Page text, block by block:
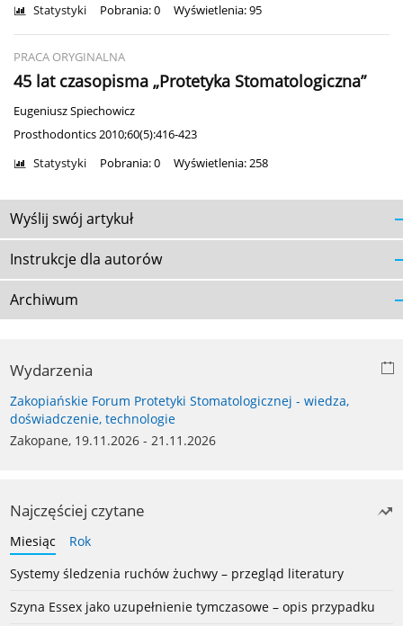
Statystyki Pobrania: 0 Wyświetlenia: 95
PRACA ORYGINALNA
45 lat czasopisma „Protetyka Stomatologiczna”
Eugeniusz Spiechowicz
Prosthodontics 2010;60(5):416-423
Statystyki Pobrania: 0 Wyświetlenia: 258
Wyślij swój artykuł
Instrukcje dla autorów
Archiwum
Wydarzenia
Zakopiańskie Forum Protetyki Stomatologicznej - wiedza,
doświadczenie, technologie
Zakopane, 19.11.2026 - 21.11.2026
Najczęściej czytane
Miesiąc
Rok
Systemy śledzenia ruchów żuchwy – przegląd literatury
Szyna Essex jako uzupełnienie tymczasowe – opis przypadku